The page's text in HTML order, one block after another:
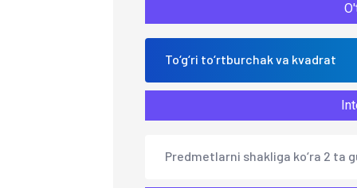
To‘g‘ri to‘rtburchak va kvadrat
Predmetlarni shakliga ko‘ra 2 ta